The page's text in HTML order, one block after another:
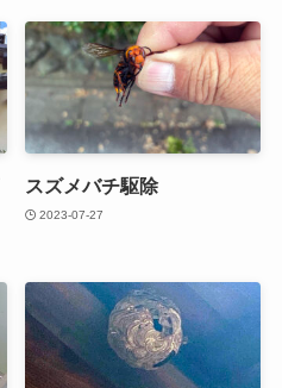
スズメバチ駆除
2023-07-27